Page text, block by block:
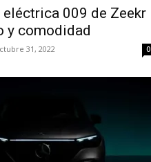
eléctrica 009 de Zeekr
y comodidad
31, 2022 0